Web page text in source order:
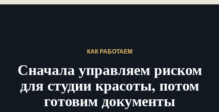
КАК РАБОТАЕМ
Сначала управляем риском
для студии красоты, потом
готовим документы